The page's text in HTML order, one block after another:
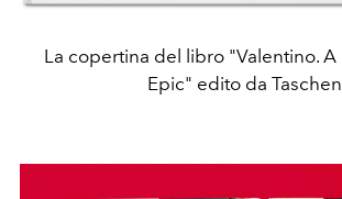
La copertina del libro "Valentino. A
Epic" edito da